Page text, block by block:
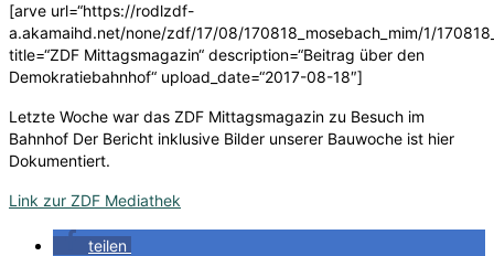
[arve url=“https://rodlzdf-
a.akamaihd.net/none/zdf/17/08/170818_mosebach_mim/1/
title=“ZDF Mittagsmagazin“ description=“Beitrag über den
Demokratiebahnhof“ upload_date=“2017-08-18″]
Letzte Woche war das ZDF Mittagsmagazin zu Besuch im
Bahnhof Der Bericht inklusive Bilder unserer Bauwoche ist hier
Dokumentiert.
Link zur ZDF Mediathek
teilen